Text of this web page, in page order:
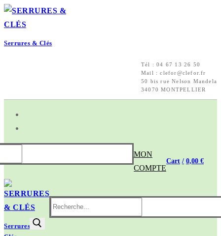
Aller
au
Menu
Fermer
Serrures & Clés
Tél : 04 67 13 26 50
Mail : clefor@clefor.fr
50 bis rue Nelson Mandela
34070 MONTPELLIER
MON
COMPTE
Cart / 0,00€
Serrures &
Rechercher
: